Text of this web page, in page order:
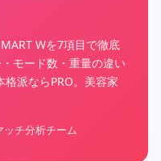
Wを7項目で徹底
モード数・重量の違い
派ならPRO。美容家
チ分析チーム